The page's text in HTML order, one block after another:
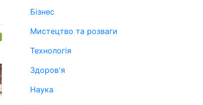
Бізнес
Мистецтво та розваги
Технологія
Здоров'я
Наука